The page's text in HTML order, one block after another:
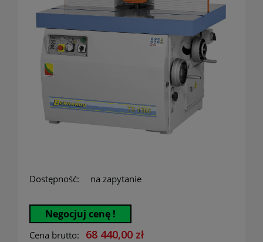
Dostępność: na zapytanie
Negocjuj cenę !
Cena brutto: 68 440,00 zł